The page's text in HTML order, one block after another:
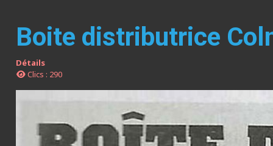
Boite distributrice
Détails
Clics : 290